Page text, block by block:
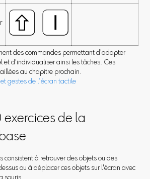
des commandes permettant d'adapter
et d'individualiser ainsi les tâches. Ces
au chapitre prochain.
gestes de l‘écran tactile
de la
consistent à retrouver des objets ou des
ou à déplacer ces objets sur l'écran avec